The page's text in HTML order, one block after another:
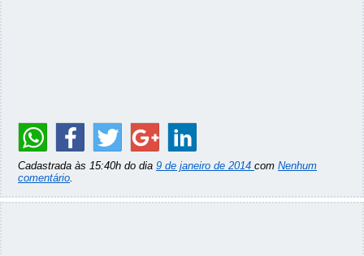
Cadastrada às 15:40h do dia 9 de janeiro de 2014 com Nenhum
comentário.